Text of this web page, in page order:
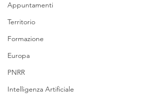
Appuntamenti
Territorio
Formazione
Europa
PNRR
Intelligenza Artificiale